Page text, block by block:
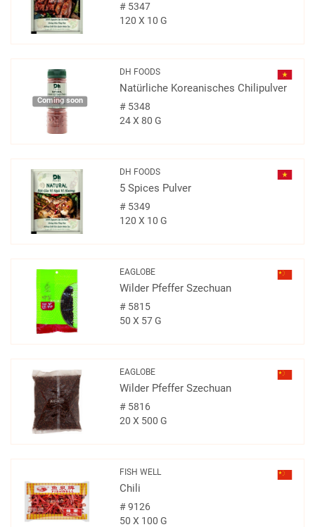
#5347
120 X 10 G
Coming soon
DH FOODS
Natürliche Koreanisches Chilipulver
#5348
24 X 80 G
DH FOODS
5 Spices Pulver
#5349
120 X 10 G
EAGLOBE
Wilder Pfeffer Szechuan
#5815
50 X 57 G
EAGLOBE
Wilder Pfeffer Szechuan
#5816
20 X 500 G
FISH WELL
Chili
#9126
50 X 100 G